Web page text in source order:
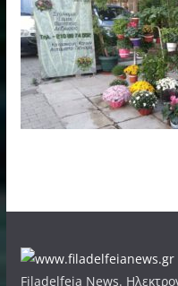
Filadelfeia News.